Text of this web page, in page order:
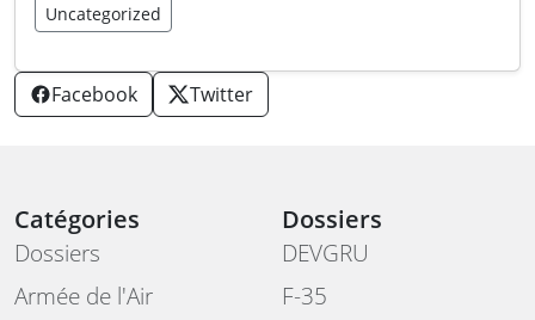
Uncategorized
Facebook Twitter
Catégories
Dossiers
Armée de l'Air
Dossiers
DEVGRU
F-35